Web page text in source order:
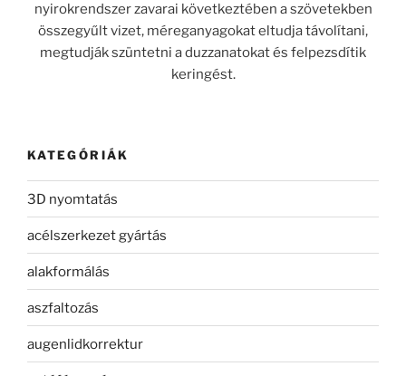
nyirokrendszer zavarai következtében a szövetekben
összegyűlt vizet, méreganyagokat eltudja távolítani,
megtudják szüntetni a duzzanatokat és felpezsdítik
keringést.
KATEGÓRIÁK
3D nyomtatás
acélszerkezet gyártás
alakformálás
aszfaltozás
augenlidkorrektur